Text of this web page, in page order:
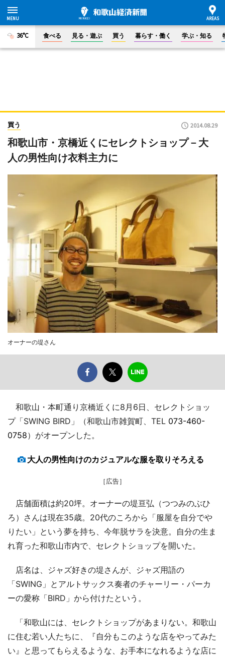
36°C 食べる 見る・遊ぶ 買う 暮らす・働く 学ぶ・知る
買う 2014.08.29
和歌山市・京橋近くにセレクトショップ－大
人の男性向け衣料主力に
オーナーの堤さん
和歌山・本町通り京橋近くに8月6日、セレクトショッ
プ「SWING BIRD」（和歌山市雑賀町、TEL 073-460-
0758）がオープンした。
大人の男性向けのカジュアルな服を取りそろえる
［広告］
店舗面積は約20坪。オーナーの堤亘弘（つつみのぶひ
ろ）さんは現在35歳。20代のころから「服屋を自分でや
りたい」という夢を持ち、今年脱サラを決意。自分の生ま
れ育った和歌山市内で、セレクトショップを開いた。
店名は、ジャズ好きの堤さんが、ジャズ用語の
「SWING」とアルトサックス奏者のチャーリー・パーカ
ーの愛称「BIRD」から付けたという。
「和歌山には、セレクトショップがあまりない。和歌山
に住む若い人たちに、『自分もこのような店をやってみた
い』と思ってもらえるような、お手本になれるような店に